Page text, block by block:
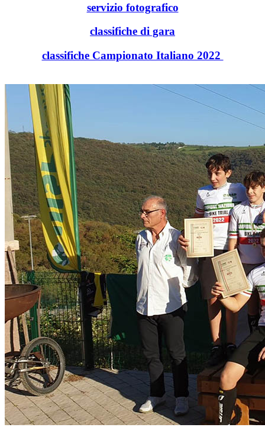
servizio fotografico
classifiche di gara
classifiche Campionato Italiano 2022